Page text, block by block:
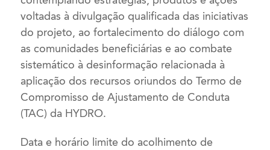
voltadas à divulgação qualificada das iniciativas
do projeto, ao fortalecimento do diálogo com
as comunidades beneficiárias e ao combate
sistemático à desinformação relacionada à
aplicação dos recursos oriundos do Termo de
Compromisso de Ajustamento de Conduta
(TAC) da HYDRO.
Data e horário limite do acolhimento de